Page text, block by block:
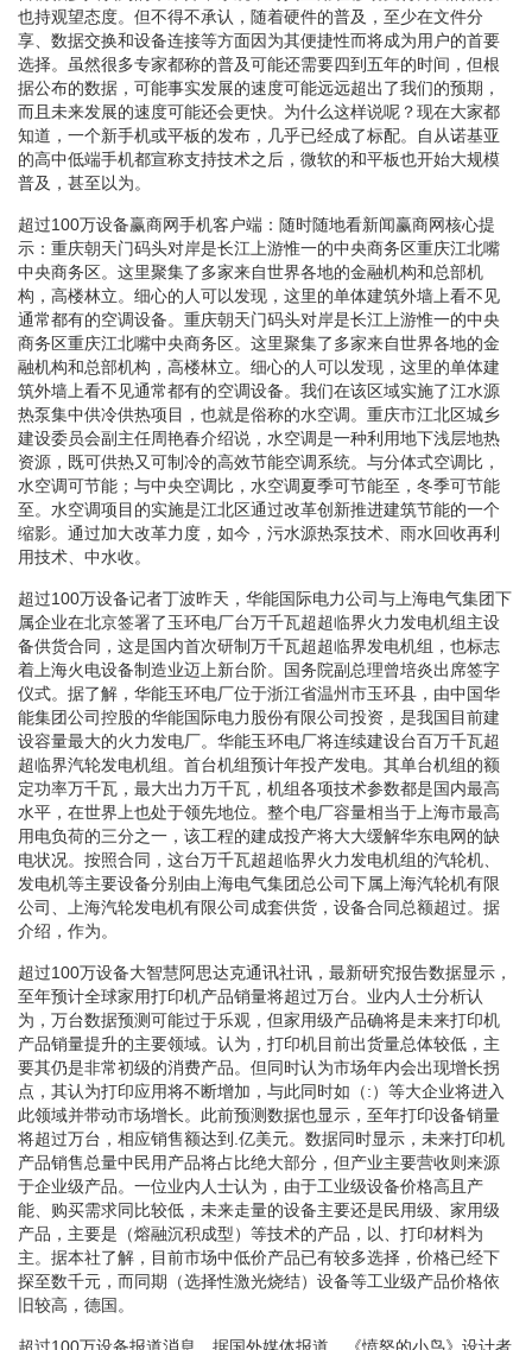
也持观望态度。但不得不承认，随着硬件的普及，至少在文件分
享、数据交换和设备连接等方面因为其便捷性而将成为用户的首要
选择。虽然很多专家都称的普及可能还需要四到五年的时间，但根
据公布的数据，可能事实发展的速度可能远远超出了我们的预期，
而且未来发展的速度可能还会更快。为什么这样说呢？现在大家都
知道，一个新手机或平板的发布，几乎已经成了标配。自从诺基亚
的高中低端手机都宣称支持技术之后，微软的和平板也开始大规模
普及，甚至以为。
超过100万设备赢商网手机客户端：随时随地看新闻赢商网核心提
示：重庆朝天门码头对岸是长江上游惟一的中央商务区重庆江北嘴
中央商务区。这里聚集了多家来自世界各地的金融机构和总部机
构，高楼林立。细心的人可以发现，这里的单体建筑外墙上看不见
通常都有的空调设备。重庆朝天门码头对岸是长江上游惟一的中央
商务区重庆江北嘴中央商务区。这里聚集了多家来自世界各地的金
融机构和总部机构，高楼林立。细心的人可以发现，这里的单体建
筑外墙上看不见通常都有的空调设备。我们在该区域实施了江水源
热泵集中供冷供热项目，也就是俗称的水空调。重庆市江北区城乡
建设委员会副主任周艳春介绍说，水空调是一种利用地下浅层地热
资源，既可供热又可制冷的高效节能空调系统。与分体式空调比，
水空调可节能；与中央空调比，水空调夏季可节能至，冬季可节能
至。水空调项目的实施是江北区通过改革创新推进建筑节能的一个
缩影。通过加大改革力度，如今，污水源热泵技术、雨水回收再利
用技术、中水收。
超过100万设备记者丁波昨天，华能国际电力公司与上海电气集团下
属企业在北京签署了玉环电厂台万千瓦超超临界火力发电机组主设
备供货合同，这是国内首次研制万千瓦超超临界发电机组，也标志
着上海火电设备制造业迈上新台阶。国务院副总理曾培炎出席签字
仪式。据了解，华能玉环电厂位于浙江省温州市玉环县，由中国华
能集团公司控股的华能国际电力股份有限公司投资，是我国目前建
设容量最大的火力发电厂。华能玉环电厂将连续建设台百万千瓦超
超临界汽轮发电机组。首台机组预计年投产发电。其单台机组的额
定功率万千瓦，最大出力万千瓦，机组各项技术参数都是国内最高
水平，在世界上也处于领先地位。整个电厂容量相当于上海市最高
用电负荷的三分之一，该工程的建成投产将大大缓解华东电网的缺
电状况。按照合同，这台万千瓦超超临界火力发电机组的汽轮机、
发电机等主要设备分别由上海电气集团总公司下属上海汽轮机有限
公司、上海汽轮发电机有限公司成套供货，设备合同总额超过。据
介绍，作为。
超过100万设备大智慧阿思达克通讯社讯，最新研究报告数据显示，
至年预计全球家用打印机产品销量将超过万台。业内人士分析认
为，万台数据预测可能过于乐观，但家用级产品确将是未来打印机
产品销量提升的主要领域。认为，打印机目前出货量总体较低，主
要其仍是非常初级的消费产品。但同时认为市场年内会出现增长拐
点，其认为打印应用将不断增加，与此同时如（:）等大企业将进入
此领域并带动市场增长。此前预测数据也显示，至年打印设备销量
将超过万台，相应销售额达到.亿美元。数据同时显示，未来打印机
产品销售总量中民用产品将占比绝大部分，但产业主要营收则来源
于企业级产品。一位业内人士认为，由于工业级设备价格高且产
能、购买需求同比较低，未来走量的设备主要还是民用级、家用级
产品，主要是（熔融沉积成型）等技术的产品，以、打印材料为
主。据本社了解，目前市场中低价产品已有较多选择，价格已经下
探至数千元，而同期（选择性激光烧结）设备等工业级产品价格依
旧较高，德国。